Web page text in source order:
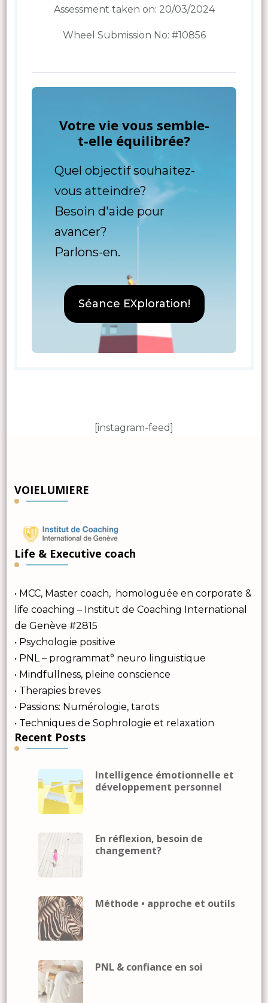
Assessment taken on: 20/03/2024
Wheel Submission No: #10856
Votre vie vous semble-
t-elle équilibrée?
Quel objectif souhaitez-
vous atteindre?
Besoin d'aide pour
avancer?
Parlons-en.
Séance EXploration!
[instagram-feed]
VOIELUMIERE
Life & Executive coach
• MCC, Master coach, homologuée en corporate &
life coaching – Institut de Coaching International
de Genève #2815
• Psychologie positive
• PNL – programmat° neuro linguistique
• Mindfullness, pleine conscience
• Therapies breves
• Passions: Numérologie, tarots
• Techniques de Sophrologie et relaxation
Recent Posts
Intelligence émotionnelle et
développement personnel
En réflexion, besoin de
changement?
Méthode • approche et outils
PNL & confiance en soi